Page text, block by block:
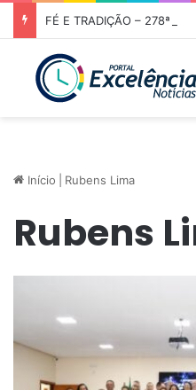
Início Rubens Lima
Rubens